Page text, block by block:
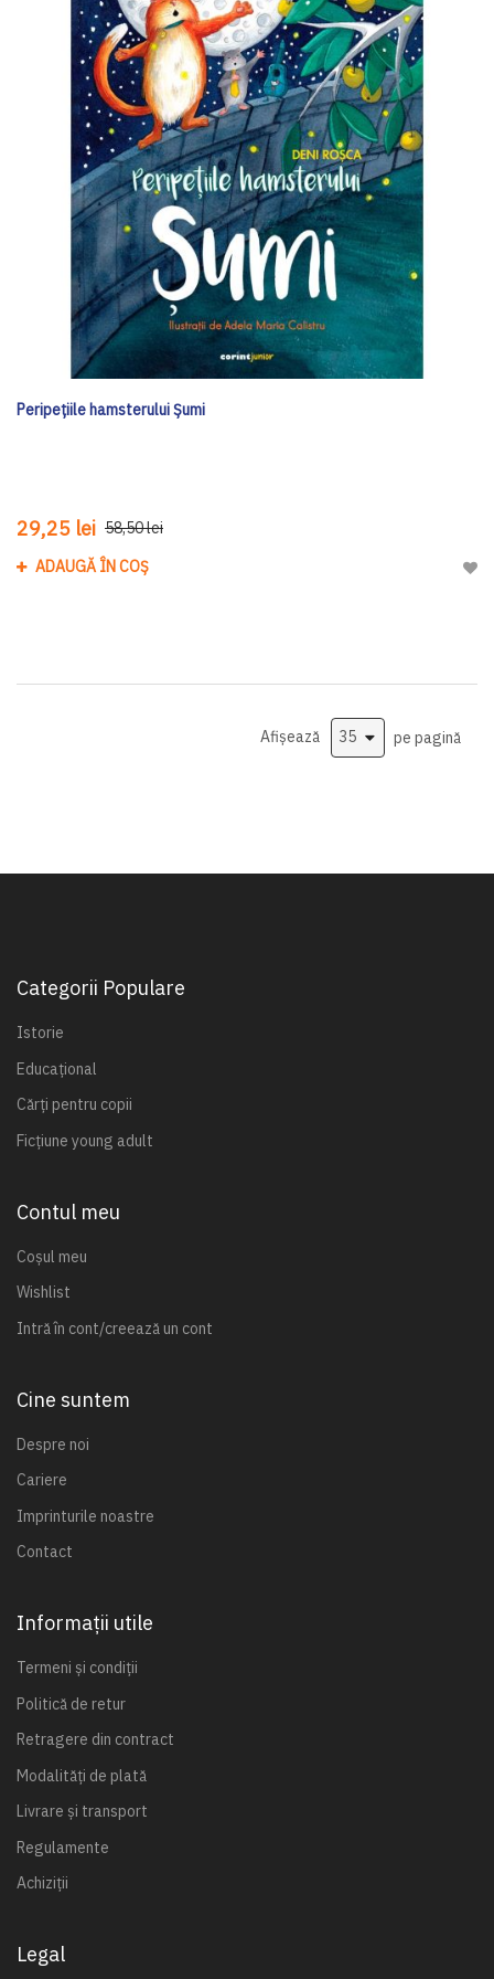
Peripețiile hamsterului Șumi
29,25 lei 58,50 lei
ADAUGĂ ÎN COȘ
Afișează pe pagină
Categorii Populare
Istorie
Educațional
Cărți pentru copii
Ficțiune young adult
Contul meu
Coșul meu
Wishlist
Intră în cont/creează un cont
Cine suntem
Despre noi
Cariere
Imprinturile noastre
Contact
Informații utile
Termeni și condiții
Politică de retur
Retragere din contract
Modalități de plată
Livrare și transport
Regulamente
Achiziții
Legal